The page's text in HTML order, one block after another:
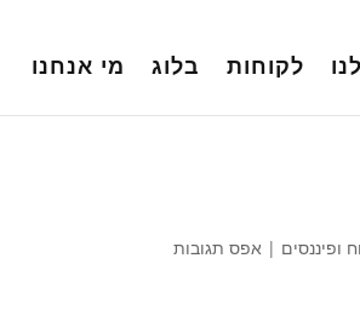
לקוחות בלוג מי אנחנו
ופיננסים |אפס תגובות